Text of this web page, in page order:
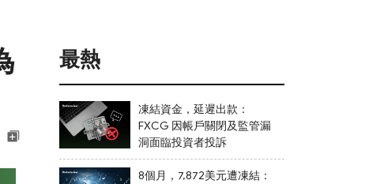
最熱
凍結資金，延遲出款：
FXCG 因帳戶關閉及監管漏
洞面臨投資者投訴
8個月，7,872美元遭凍結：